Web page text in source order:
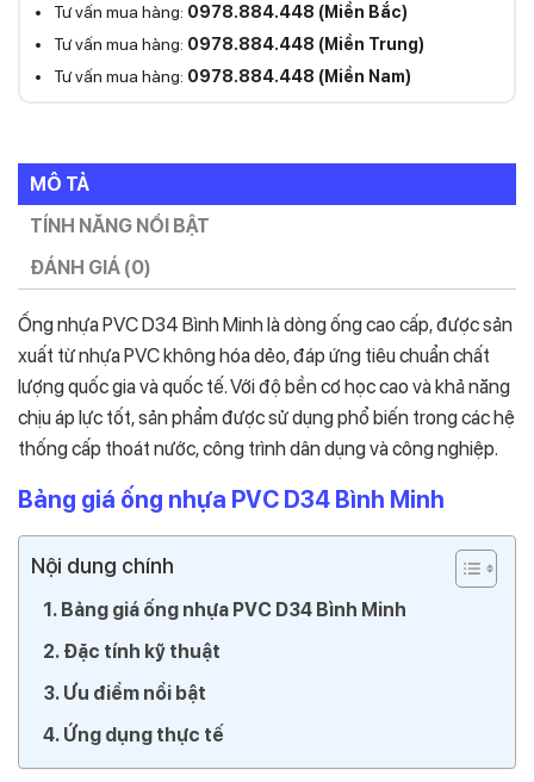
Tư vấn mua hàng: 0978.884.448 (Miền Bắc)
Tư vấn mua hàng: 0978.884.448 (Miền Trung)
Tư vấn mua hàng: 0978.884.448 (Miền Nam)
MÔ TẢ
TÍNH NĂNG NỔI BẬT
ĐÁNH GIÁ (0)
Ống nhựa PVC D34 Bình Minh là dòng ống cao cấp, được sản
xuất từ nhựa PVC không hóa dẻo, đáp ứng tiêu chuẩn chất
lượng quốc gia và quốc tế. Với độ bền cơ học cao và khả năng
chịu áp lực tốt, sản phẩm được sử dụng phổ biến trong các hệ
thống cấp thoát nước, công trình dân dụng và công nghiệp.
Bảng giá ống nhựa PVC D34 Bình Minh
Nội dung chính
Bảng giá ống nhựa PVC D34 Bình Minh
Đặc tính kỹ thuật
Ưu điểm nổi bật
Ứng dụng thực tế